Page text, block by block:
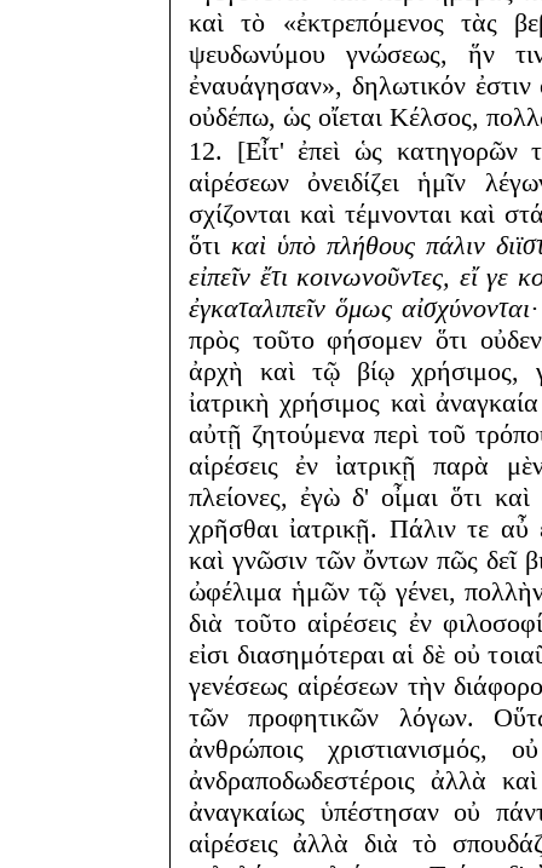
καὶ τὸ «ἐκτρεπόμενος τὰς
ψευδωνύμου γνώσεως, ἥν
ἐναυάγησαν», δηλωτικόν ἐστιν
οὐδέπω, ὡς οἴεται Κέλσος,
12. [Εἶτ' ἐπεὶ ὡς κατηγορῶν
αἱρέσεων ὀνειδίζει ἡμῖν
σχίζονται καὶ τέμνονται καὶ
ὅτι καὶ ὑπὸ πλήθους πάλιν
εἰπεῖν ἔτι κοινωνοῦντες, εἴ γε
ἐγκαταλιπεῖν ὅμως
πρὸς τοῦτο φήσομεν ὅτι
ἀρχὴ καὶ τῷ βίῳ χρήσιμος,
ἰατρικὴ χρήσιμος καὶ
αὐτῇ ζητούμενα περὶ τοῦ
αἱρέσεις ἐν ἰατρικῇ παρὰ
πλείονες, ἐγὼ δ' οἶμαι ὅτι
χρῆσθαι ἰατρικῇ. Πάλιν τε αὖ
καὶ γνῶσιν τῶν ὄντων πῶς δεῖ
ὠφέλιμα ἡμῶν τῷ γένει,
διὰ τοῦτο αἱρέσεις ἐν
εἰσι διασημότεραι αἱ δὲ οὐ
γενέσεως αἱρέσεων τὴν
τῶν προφητικῶν λόγων.
ἀνθρώποις
ἀνδραποδωδεστέροις ἀλλὰ
ἀναγκαίως ὑπέστησαν οὐ
αἱρέσεις ἀλλὰ διὰ τὸ